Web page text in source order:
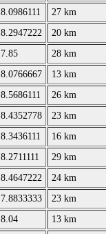
8.0986111
27 km
8.2947222
20 km
7.85
28 km
8.0766667
13 km
8.5686111
26 km
8.4352778
23 km
8.3436111
16 km
8.2711111
29 km
8.4647222
24 km
7.8833333
23 km
8.04
13 km